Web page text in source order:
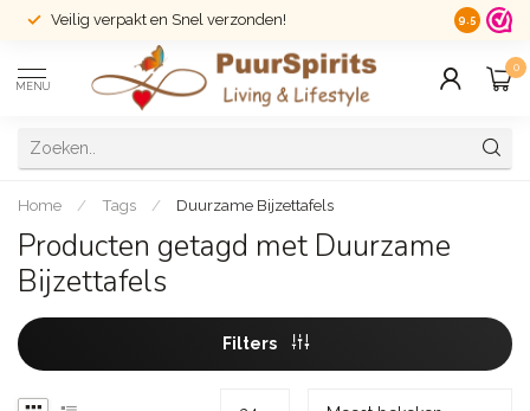
Veilig verpakt en Snel verzonden! 14 dagen
9.5
MENU
0
Home / Tags / Duurzame Bijzettafels
Producten getagd met Duurzame
Bijzettafels
Filters